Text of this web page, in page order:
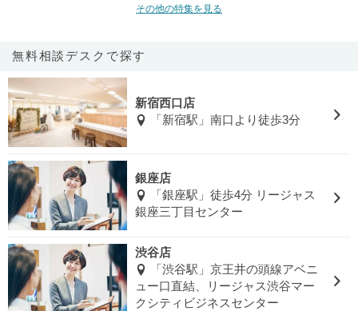
その他の特集を見る
無料相談デスクで探す
新宿西口店
「新宿駅」南口より徒歩3分
銀座店
「銀座駅」徒歩4分 リージャス
銀座三丁目センター
渋谷店
「渋谷駅」京王井の頭線アベニ
ュー口直結、リージャス渋谷マー
クシティビジネスセンター